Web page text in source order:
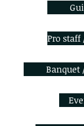
Pro
Banquet